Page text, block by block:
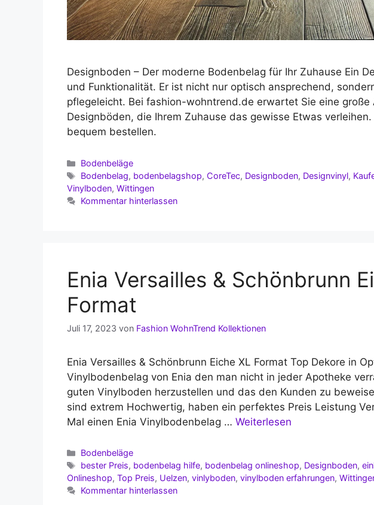
Designboden – Der moderne Bodenbelag für Ihr Zuhause Ein
und Funktionalität. Er ist nicht nur optisch ansprechend,
pflegeleicht. Bei fashion-wohntrend.de erwartet Sie eine
Designböden, die Ihrem Zuhause das gewisse Etwas
bequem bestellen.
Kategorien
Bodenbeläge
Schlagwörter
Bodenbelag, bodenbelagshop, CoreTec, Designboden, Designvinyl,
Vinylboden, Wittingen
Kommentar hinterlassen
Enia Versailles & Schönbrunn
Format
Juli 17, 2023 von Fashion WohnTrend Kollektionen
Enia Versailles & Schönbrunn Eiche XL Format Top Dekore in
Vinylbodenbelag von Enia den man nicht in jeder Apotheke
guten Vinylboden herzustellen und das den Kunden zu
sind extrem Hochwertig, haben ein perfektes Preis Leistung
Mal einen Enia Vinylbodenbelag … Weiterlesen
Kategorien
Bodenbeläge
Schlagwörter
bester Preis, bodenbelag hilfe, bodenbelag onlineshop, Designboden,
Onlineshop, Top Preis, Uelzen, vinlyboden, vinylboden erfahrungen,
Kommentar hinterlassen